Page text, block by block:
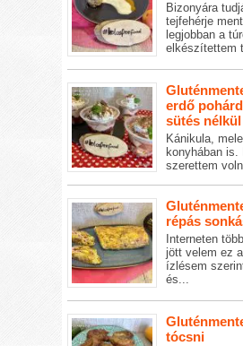
Bizonyára
tejfehérje
legjobban a
elkészítettem
erdő
sütés nélkül
Kánikula,
konyhában
szerettem
répás
Interneten
jött velem ez
ízlésem
és...
tócsni